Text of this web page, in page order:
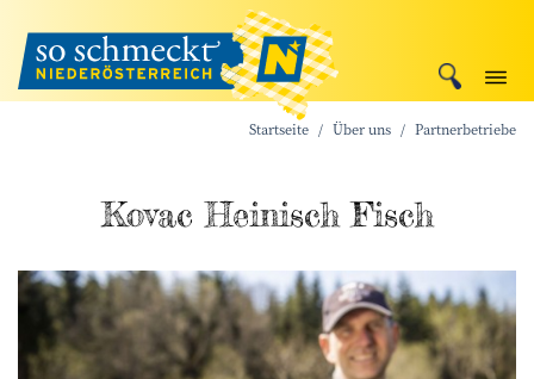
Startseite Über uns Partnerbetriebe
Kovac Heinisch Fisch